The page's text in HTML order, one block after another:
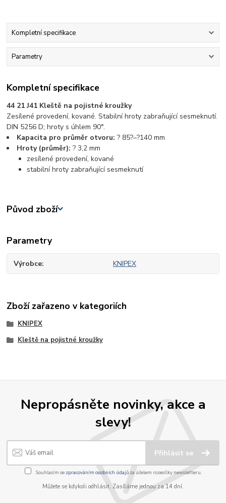
Kompletní specifikace
Parametry
Kompletní specifikace
44 21 J41 Kleště na pojistné kroužky
Zesílené provedení, kované. Stabilní hroty zabraňující sesmeknutí.
DIN 5256 D; hroty s úhlem 90°.
Kapacita pro průměr otvoru:? 85?–?140 mm
Hroty (průměr):? 3,2 mm
zesílené provedení, kované
stabilní hroty zabraňující sesmeknutí
Původ zboží
Parametry
Výrobce KNIPEX
Zboží zařazeno v kategoriích
KNIPEX
Kleště na pojistné kroužky
Nepropásněte novinky, akce a
slevy!
Přihlásit se
Souhlasím se zpracováním osobních údajůza účelem rozesílky newsletteru.
Můžete se kdykoli odhlásit. Zasíláme jednou za 14 dní.